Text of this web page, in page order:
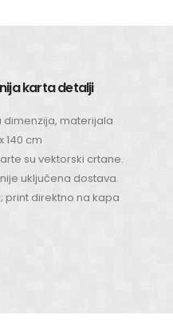
karta detalji
dimenzija, materijala
140 cm
su vektorski crtane.
uključena dostava.
print direktno na kapa